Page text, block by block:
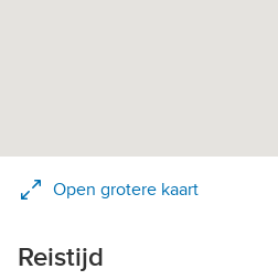
Open grotere kaart
Reistijd